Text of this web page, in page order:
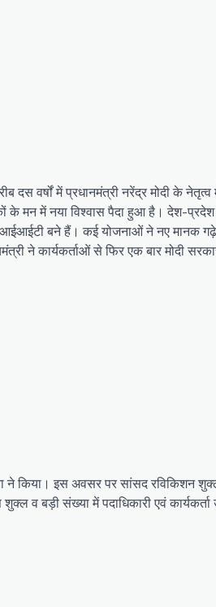
दस वर्षों में प्रधानमंत्री नरेंद्र मोदी के
के मन में नया विश्वास पैदा हुआ है। देश-
बने हैं। कई योजनाओं ने नए मानक
ने कार्यकर्ताओं से फिर एक बार मोदी
ने किया। इस अवसर पर सांसद रविकिशन
व बड़ी संख्या में पदाधिकारी एवं